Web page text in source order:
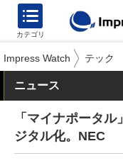
カテゴリ
Impress Watch テック
ニュース
「マイナポータ
ジタル化。NEC